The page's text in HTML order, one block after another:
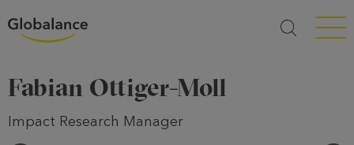
Menü
Fabian Ottiger-Moll
Impact Research Manager